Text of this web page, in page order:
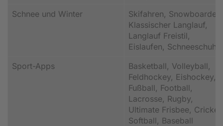
Schnee und Winter
Skifahren, Snowboarden,
Klassischer Langlauf,
Langlauf Freistil,
Eislaufen, Schneeschuh
Sport-Apps
Basketball, Volleyball,
Feldhockey, Eishockey,
Fußball, Football,
Lacrosse, Rugby,
Ultimate Frisbee, Cricket,
Softball, Baseball